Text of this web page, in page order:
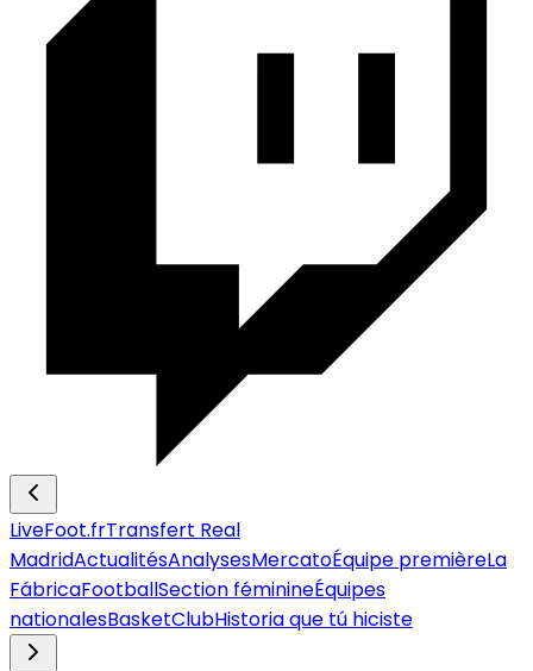
LiveFoot.frTransfert Real
MadridActualitésAnalysesMercatoÉquipe premièreLa
FábricaFootballSection féminineÉquipes
nationalesBasketClubHistoria que tú hiciste